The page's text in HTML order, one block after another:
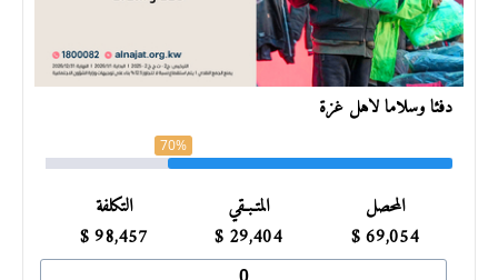
دفئا وسلاما لأهل غزة
70%
المحصل
69,054
$
المتـبـقي
29,404
$
التكلفة
98,457
$